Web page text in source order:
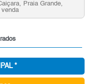
Grande,
*